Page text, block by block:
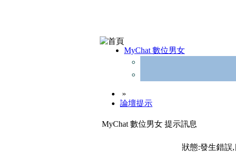
MyChat 數位男女
»
論壇提示
MyChat 數位男女 提示訊息
狀態:發生錯誤